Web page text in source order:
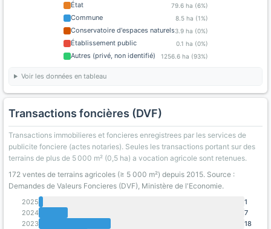
État 79.6 ha (6%)
Commune 8.5 ha (1%)
Conservatoire d'espaces naturels3.9 ha (0%)
Établissement public 0.1 ha (0%)
Autres (privé, non identifié) 1256.6 ha (93%)
Voir les données en tableau
Transactions foncières (DVF)
Transactions immobilieres et foncieres enregistrees par les services de
publicite fonciere (actes notaries). Seules les transactions portant sur des
terrains de plus de 5 000 m² (0,5 ha) a vocation agricole sont retenues.
172 ventes de terrains agricoles (≥ 5 000 m²) depuis 2015. Source :
Demandes de Valeurs Foncieres (DVF), Ministère de l'Economie.
2025
1
2024
7
2023
18